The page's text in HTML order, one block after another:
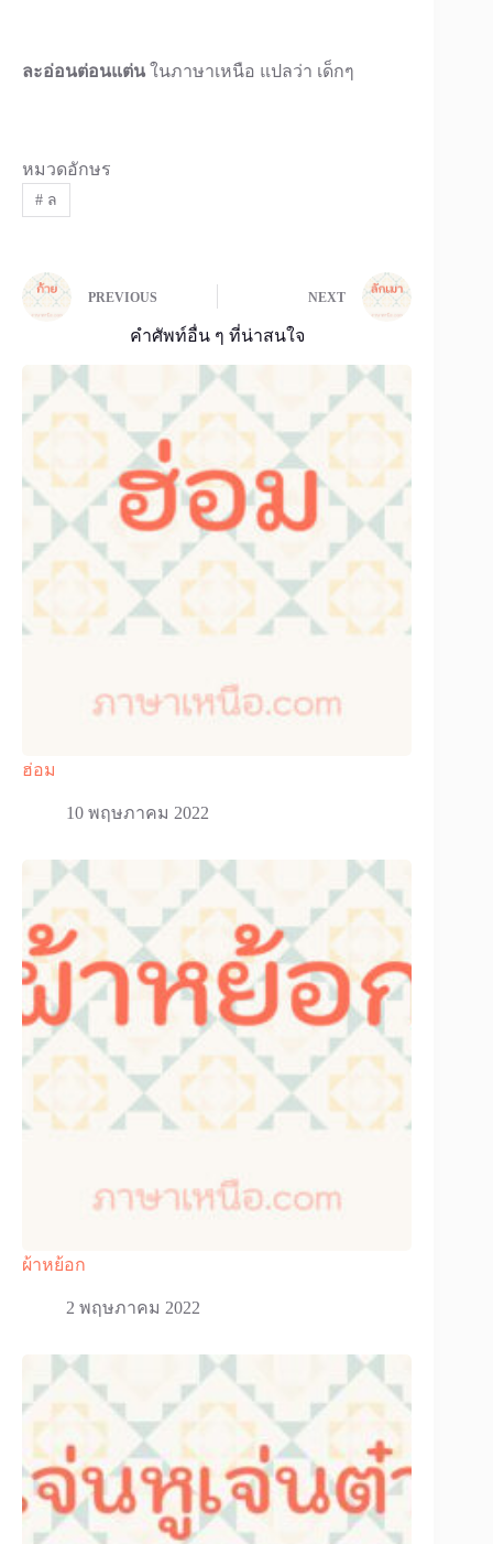
ละอ่อนต่อนแต่น ในภาษาเหนือ แปลว่า เด็กๆ
หมวดอักษร
#ล
PREVIOUS NEXT
คำศัพท์อื่น ๆ ที่น่าสนใจ
ฮ่อม
10 พฤษภาคม 2022
ผ้าหย้อก
2 พฤษภาคม 2022